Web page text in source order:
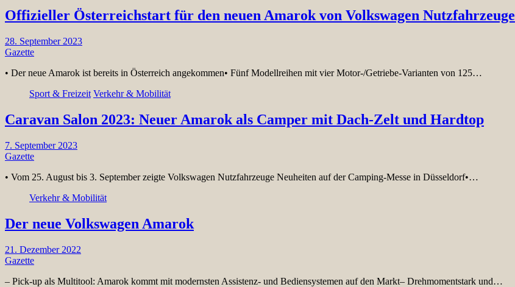
Offizieller Österreichstart für den neuen Amarok von Volkswagen Nutzfahrzeuge
28. September 2023
Gazette
• Der neue Amarok ist bereits in Österreich angekommen• Fünf Modellreihen mit vier Motor-/Getriebe-Varianten von 125…
Sport & Freizeit Verkehr & Mobilität
Caravan Salon 2023: Neuer Amarok als Camper mit Dach-Zelt und Hardtop
7. September 2023
Gazette
• Vom 25. August bis 3. September zeigte Volkswagen Nutzfahrzeuge Neuheiten auf der Camping-Messe in Düsseldorf•…
Verkehr & Mobilität
Der neue Volkswagen Amarok
21. Dezember 2022
Gazette
– Pick-up als Multitool: Amarok kommt mit modernsten Assistenz- und Bediensystemen auf den Markt– Drehmomentstark und…